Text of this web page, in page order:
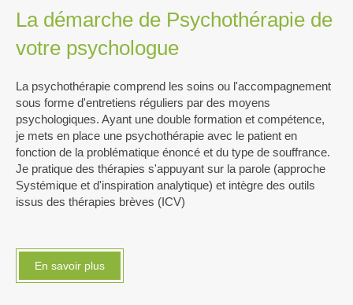
La démarche de Psychothérapie de
votre psychologue
La psychothérapie comprend les soins ou l'accompagnement
sous forme d'entretiens réguliers par des moyens
psychologiques. Ayant une double formation et compétence,
je mets en place une psychothérapie avec le patient en
fonction de la problématique énoncé et du type de souffrance.
Je pratique des thérapies s'appuyant sur la parole (approche
Systémique et d'inspiration analytique) et intègre des outils
issus des thérapies brèves (ICV)
En savoir plus